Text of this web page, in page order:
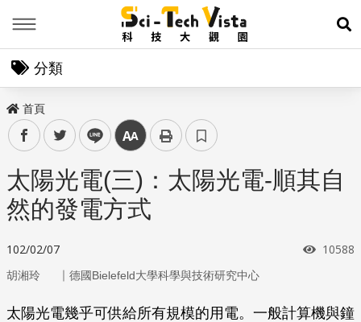
展
分類
首頁
facebooktwitter line 中
太陽光電(三)：太陽光電-順其自
然的發電方式
102/02/07 瀏覽次
10588
胡湘玲 ｜ 德國Bielefeld大學科學與技術研究中心
太陽光電幾乎可供給所有規模的用電。一般計算機與鐘